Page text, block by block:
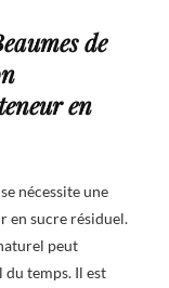
de
en
nécessite une
en sucre résiduel.
peut
temps. Il est